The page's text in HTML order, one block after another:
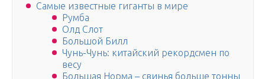
Самые известные гиганты в мире
Румба
Олд Слот
Большой Билл
Чунь-Чунь: китайский рекордсмен по
весу
Большая Норма – свинья больше тонны